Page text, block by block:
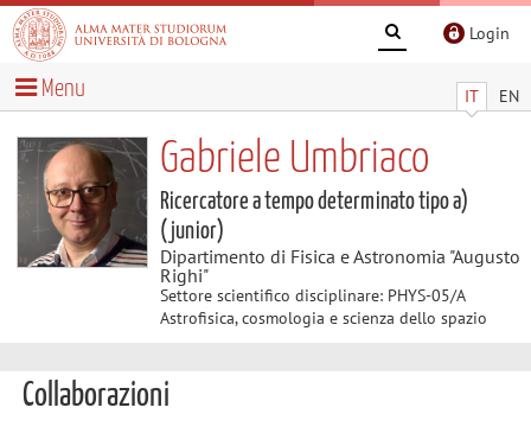
Login
IT EN
Menu
Gabriele Umbriaco
Ricercatore a tempo determinato tipo a)
(junior)
Dipartimento di Fisica e Astronomia "Augusto
Righi"
Settore scientifico disciplinare: PHYS-05/A
Astrofisica, cosmologia e scienza dello spazio
Collaborazioni